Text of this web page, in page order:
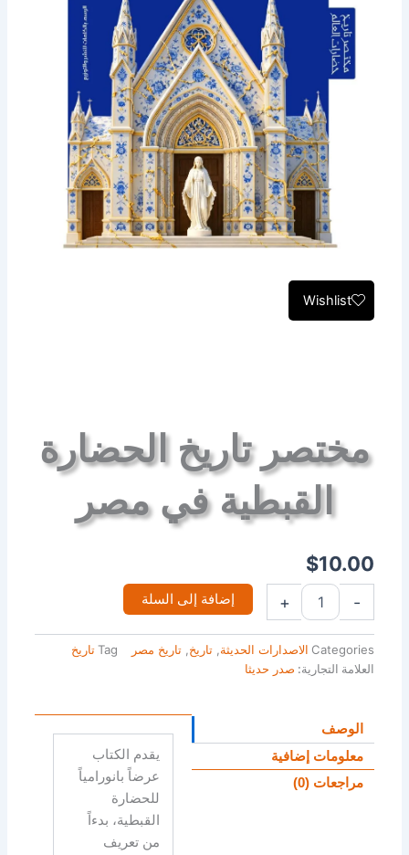
Wishlist
مختصر تاريخ الحضارة
القبطية في مصر
$10.00
-
+ إضافة إلى السلة
Categories الاصدارات الحديثة, تاريخ, تاريخ مصر Tagتاريخ
العلامة التجارية: صدر حديثا
الوصف
معلومات إضافية
مراجعات (0)
يقدم الكتاب
عرضاً بانورامياً
للحضارة
القبطية، بدءاً
من تعريف